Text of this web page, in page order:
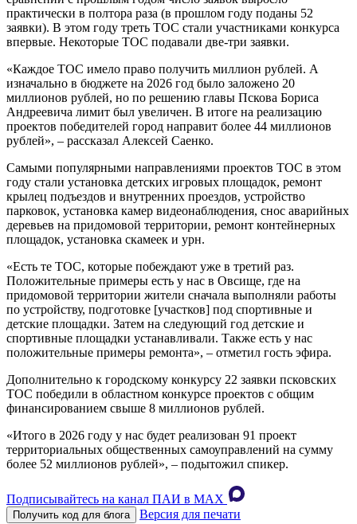
практически в полтора раза (в прошлом году поданы 52
заявки). В этом году треть ТОС стали участниками конкурса
впервые. Некоторые ТОС подавали две-три заявки.
«Каждое ТОС имело право получить миллион рублей. А
изначально в бюджете на 2026 год было заложено 20
миллионов рублей, но по решению главы Пскова Бориса
Андреевича лимит был увеличен. В итоге на реализацию
проектов победителей город направит более 44 миллионов
рублей», – рассказал Алексей Саенко.
Самыми популярными направлениями проектов ТОС в этом
году стали установка детских игровых площадок, ремонт
крылец подъездов и внутренних проездов, устройство
парковок, установка камер видеонаблюдения, снос аварийных
деревьев на придомовой территории, ремонт контейнерных
площадок, установка скамеек и урн.
«Есть те ТОС, которые побеждают уже в третий раз.
Положительные примеры есть у нас в Овсище, где на
придомовой территории жители сначала выполняли работы
по устройству, подготовке [участков] под спортивные и
детские площадки. Затем на следующий год детские и
спортивные площадки устанавливали. Также есть у нас
положительные примеры ремонта», – отметил гость эфира.
Дополнительно к городскому конкурсу 22 заявки псковских
ТОС победили в областном конкурсе проектов с общим
финансированием свыше 8 миллионов рублей.
«Итого в 2026 году у нас будет реализован 91 проект
территориальных общественных самоуправлений на сумму
более 52 миллионов рублей», – подытожил спикер.
Подписывайтесь на канал ПАИ в MAХ
Получить код для блога
Версия для печати